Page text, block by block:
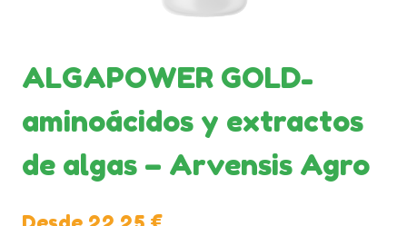
ALGAPOWER GOLD-
aminoácidos y extractos
de algas – Arvensis Agro